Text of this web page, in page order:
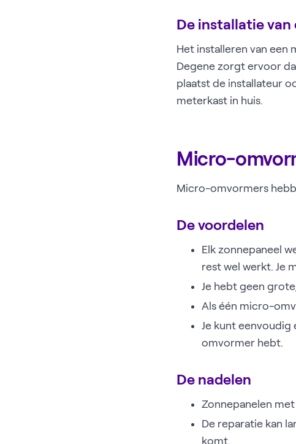
De installatie
Het installeren van
Degene zorgt ervoor
plaatst de installateur
meterkast in huis.
Micro-
Micro-omvormers
De voordelen
Elk zonnepaneel
rest wel werkt. Je
Je hebt geen
Als één micro-
Je kunt
omvormer hebt.
De nadelen
Zonnepanelen
De reparatie kan
komt.